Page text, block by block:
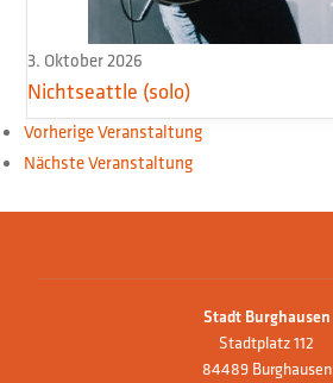
3. Oktober 2026
Nichtseattle (solo)
Vorherige Veranstaltung
Nächste Veranstaltung
Stadt Burghausen
Stadtplatz 112
84489 Burghausen